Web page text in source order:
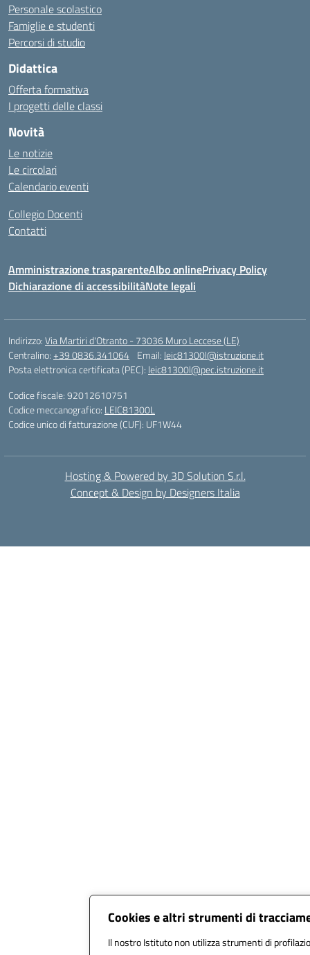
Cookies e altri strumenti di
Il nostro Istituto non utilizza strumenti di
Personale scolastico
Famiglie e studenti
Percorsi di studio
Didattica
Offerta formativa
I progetti delle classi
Novità
Le notizie
Le circolari
Calendario eventi
Collegio Docenti
Contatti
Amministrazione trasparenteAlbo onlinePrivacy Policy
Dichiarazione di accessibilitàNote legali
Indirizzo:Via Martiri d'Otranto - 73036 Muro Leccese (LE)
Centralino:+39 0836.341064 Email: leic81300l@istruzione.it
Posta elettronica certificata (PEC): leic81300l@pec.istruzione.it
Codice fiscale: 92012610751
Codice meccanografico: LEIC81300L
Codice unico di fatturazione (CUF): UF1W44
Hosting & Powered by 3D Solution S.r.l.
Concept & Design by Designers Italia